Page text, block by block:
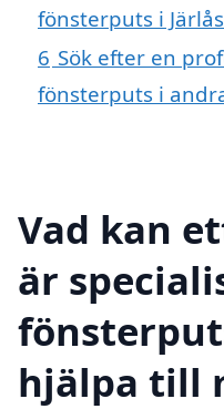
fönsterputs i
6 Sök efter en
fönsterputs i
Vad kan
är
hjälpa till